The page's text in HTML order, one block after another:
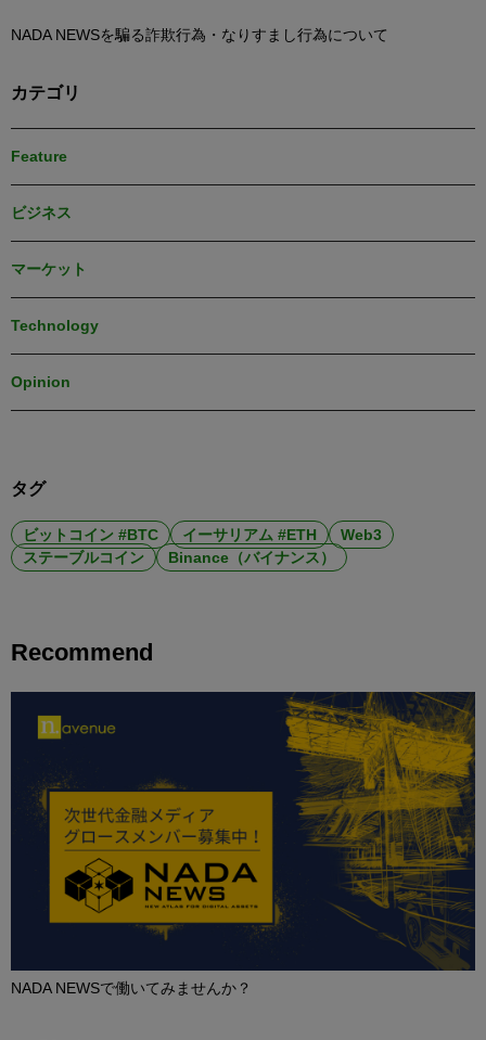
NADA NEWSを騙る詐欺行為・なりすまし行為について
カテゴリ
Feature
ビジネス
マーケット
Technology
Opinion
タグ
ビットコイン #BTC イーサリアム #ETH
Web3
ステーブルコイン
Binance（バイナンス）
Recommend
NADA NEWSで働いてみませんか？